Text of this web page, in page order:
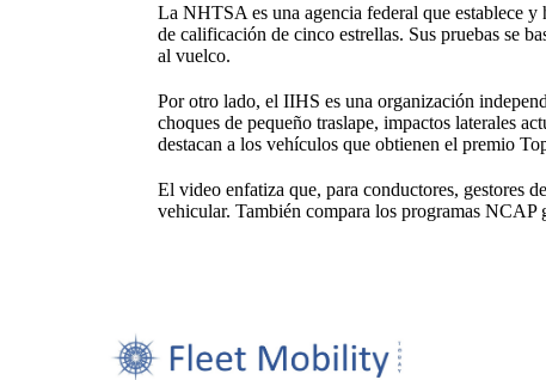
La NHTSA es una agencia federal que establece
de calificación de cinco estrellas. Sus pruebas se
al vuelco.
Por otro lado, el IIHS es una organización
choques de pequeño traslape, impactos laterales
destacan a los vehículos que obtienen el premio
El video enfatiza que, para conductores, gestores
vehicular. También compara los programas